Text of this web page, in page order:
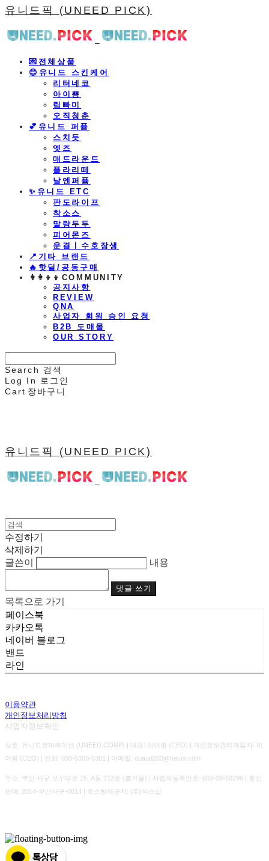
유니드픽 (UNEED PICK)
💌전체상품
😊유니드 스킨케어
리터네코
아이쁨
립빠미
오직청춘
💕유니드 퍼퓸
스치듯
엣즈
매드라운드
플라리떼
날엔퍼퓸
​✨유니드 ETC
판도라이프
착소스
말랑두두
피어몬즈
운결ㅣ수호장생
📍기타 브랜드
🔥핫딜/공동구매
👩‍👩‍👦‍👦COMMUNITY
공지사항
REVIEW
QNA
사업자 회원 승인 요청
B2B 도매몰
OUR STORY
Search
검색
Log In
로그인
Cart 장바구니
유니드픽 (UNEED PICK)
수정하기
삭제하기
글쓴이
내용
댓글 쓰기
목록으로 가기
페이스북
카카오톡
네이버 블로그
밴드
라인
이용약관
개인정보처리방침
사업자정보확인
상호: 유니드코퍼레이션 (UNEED.CORP) | 대표: 이여명 (CEO) | 개인정보관리책임자: 이
여명 (CEO) | 전화: 050-5300-5381 | 이메일: duaud203@naver.com
주소: 부산 서구 보수대로 15, A동 213호 (봄겨울) | 사업자등록번호: 603-09-50296 | 통신
판매: 2014-부산서구-0014 | 호스팅제공자: (주)식스샵